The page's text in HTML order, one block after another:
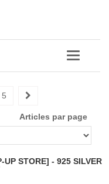
5
Articles par page
UP STORE] - 925 SILVER